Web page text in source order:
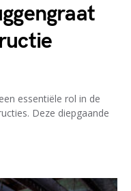
essentiële rol in de
Deze diepgaande